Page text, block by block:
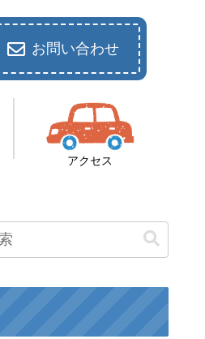
お問い合わせ
アクセス